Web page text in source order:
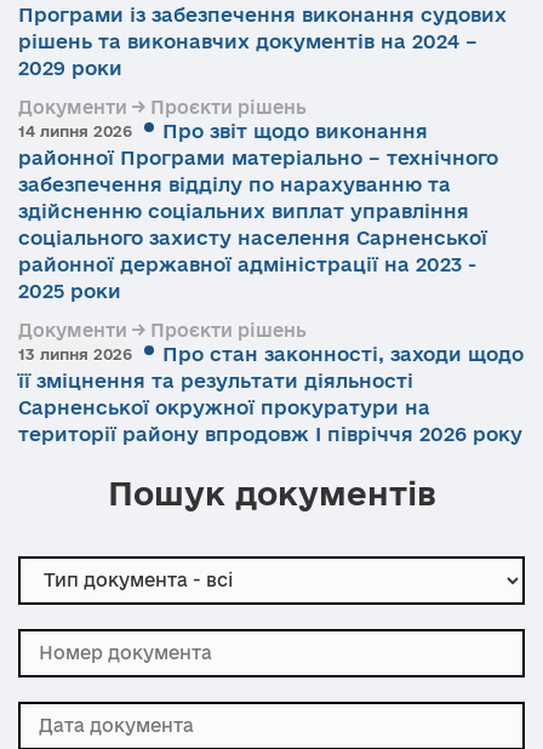
Програми із забезпечення виконання судових
рішень та виконавчих документів на 2024 –
2029 роки
Документи → Проєкти рішень
14 липня 2026
Про звіт щодо виконання
районної Програми матеріально – технічного
забезпечення відділу по нарахуванню та
здійсненню соціальних виплат управління
соціального захисту населення Сарненської
районної державної адміністрації на 2023 -
2025 роки
Документи → Проєкти рішень
13 липня 2026
Про стан законності, заходи щодо
її зміцнення та результати діяльності
Сарненської окружної прокуратури на
території району впродовж І півріччя 2026 року
Пошук документів